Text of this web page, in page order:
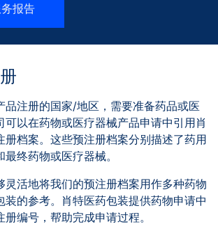
报告
品注册的国家/地区，需要准备药品或医
可以在药物或医疗器械产品申请中引用肖
册档案。这些预注册档案分别描述了药用
终药物或医疗器械。
灵活地将我们的预注册档案用作多种药物
装的参考。肖特医药包装提供药物申请中
编号，帮助完成申请过程。